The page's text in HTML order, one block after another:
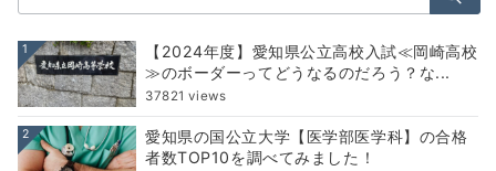
索：
1
【2024年度】愛知県公立高校入試≪岡崎高校
≫のボーダーってどうなるのだろう？な...
37821 views
2
愛知県の国公立大学【医学部医学科】の合格
者数TOP10を調べてみました！